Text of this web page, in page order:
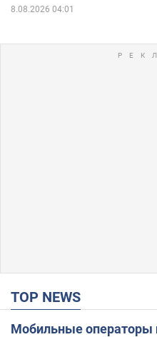
8.08.2026 04:01
TOP NEWS
Мобильные операторы